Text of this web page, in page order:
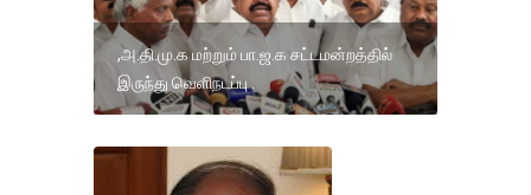
,அ.தி.மு.க மற்றும் பா.ஜ.க சட்டமன்றத்தில்
இருந்து வெளிநடப்பு .